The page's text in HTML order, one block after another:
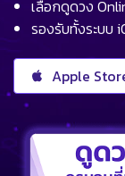
เลือกดูดวง
รองรับทั้งระบบ
Apple